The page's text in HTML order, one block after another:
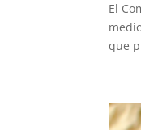
El
que